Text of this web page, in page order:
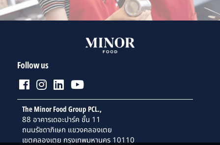
Follow us
The Minor Food Group PCL.,
88 อาคารเดอะปาร์ค ชั้น 11
ถนนรัชดาภิเษก แขวงคลองเตย
เขตคลองเตย กรุงเทพมหานคร 10110